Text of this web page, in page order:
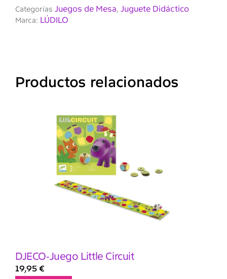
Categorías Juegos de Mesa, Juguete Didáctico
Marca: LÚDILO
Productos relacionados
DJECO-Juego Little Circuit
19,95 €